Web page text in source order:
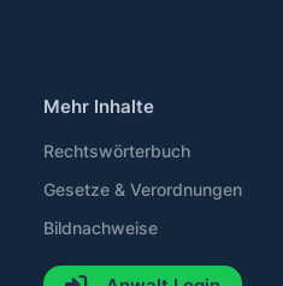
Mehr Inhalte
Rechtswörterbuch
Gesetze & Verordnungen
Bildnachweise